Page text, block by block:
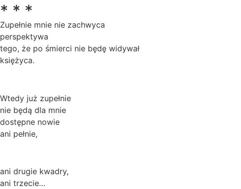
* * *
Zupełnie mnie nie zachwyca
perspektywa
tego, że po śmierci nie będę widywał
księżyca.
Wtedy już zupełnie
nie będą dla mnie
dostępne nowie
ani pełnie,
ani drugie kwadry,
ani trzecie…